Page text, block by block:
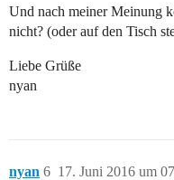
Und nach meiner Meinung
nicht? (oder auf den Tisch
Liebe Grüße
nyan
nyan 17. Juni 2016 um
6